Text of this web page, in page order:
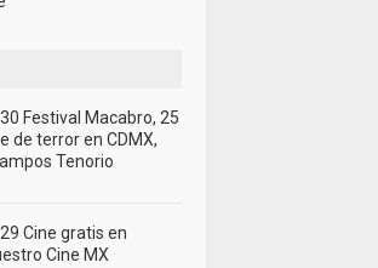
Festival Macabro, 25
de terror en CDMX,
Tenorio
Cine gratis en
Cine MX